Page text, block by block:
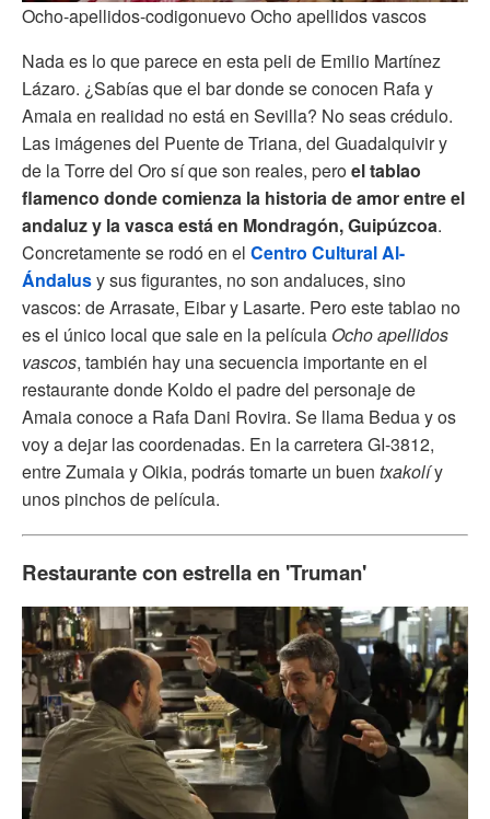
Ocho-apellidos-codigonuevo Ocho apellidos vascos
Nada es lo que parece en esta peli de Emilio Martínez
Lázaro. ¿Sabías que el bar donde se conocen Rafa y
Amaia en realidad no está en Sevilla? No seas crédulo.
Las imágenes del Puente de Triana, del Guadalquivir y
de la Torre del Oro sí que son reales, peroel tablao
flamenco donde comienza la historia de amor entre el
andaluz y la vasca está en Mondragón, Guipúzcoa.
Concretamente se rodó en el Centro Cultural Al-
Ándalusy sus figurantes, no son andaluces, sino
vascos: de Arrasate, Eibar y Lasarte. Pero este tablao no
es el único local que sale en la película Ocho apellidos
vascos, también hay una secuencia importante en el
restaurante donde Koldo el padre del personaje de
Amaia conoce a Rafa Dani Rovira. Se llama Bedua y os
voy a dejar las coordenadas. En la carretera GI-3812,
entre Zumaia y Oikia, podrás tomarte un buen txakolíy
unos pinchos de película.
Restaurante con estrella en 'Truman'